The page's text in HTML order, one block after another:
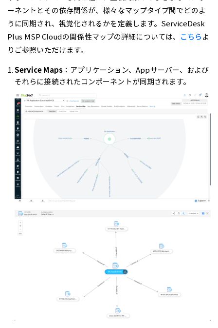
ーネントとその依存関係が、様々なマップタイプ間でどのよ
うに同期され、視覚化されるかを定義します。ServiceDesk
Plus MSP Cloudの関係性マップの詳細については、 こちらよ
りご参照いただけます。
Service Maps ：アプリケーション、Appサーバー、および
それらに接続されたコンポーネントが同期されます。